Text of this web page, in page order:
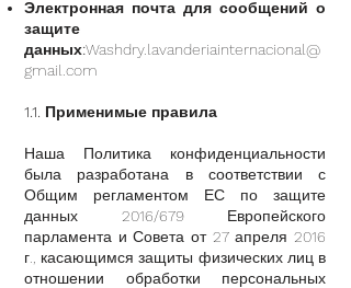
Электронная почта для сообщений о
защите
данных:Washdry.lavanderiainternacional@
gmail.com
1.1. Применимые правила
Наша Политика конфиденциальности
была разработана в соответствии с
Общим регламентом ЕС по защите
данных 2016/679 Европейского
парламента и Совета от 27 апреля 2016
г., касающимся защиты физических лиц в
отношении обработки персональных